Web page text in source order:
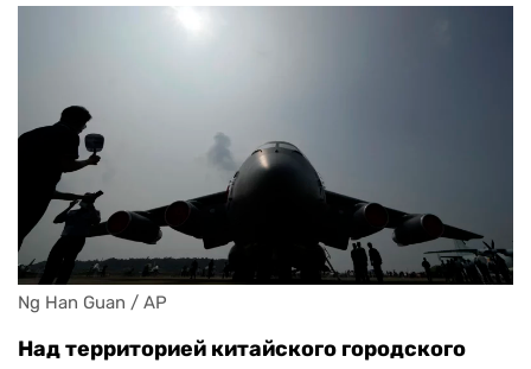
Ng Han Guan / AP
Над территорией китайского городского